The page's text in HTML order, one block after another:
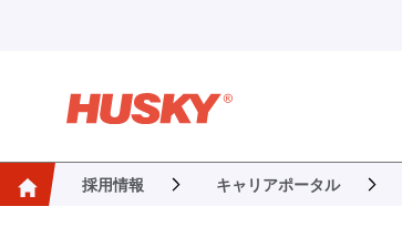
採用情報 キャリアポータル